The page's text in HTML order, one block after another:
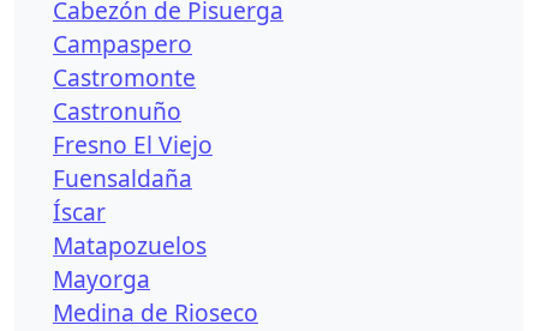
Cabezón de Pisuerga
Campaspero
Castromonte
Castronuño
Fresno El Viejo
Fuensaldaña
Íscar
Matapozuelos
Mayorga
Medina de Rioseco